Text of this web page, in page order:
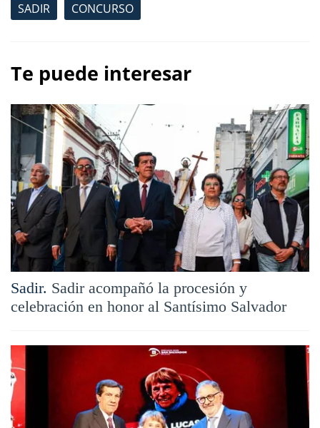
SADIR CONCURSO
Te puede interesar
Sadir. Sadir acompañó la procesión y
celebración en honor al Santísimo Salvador